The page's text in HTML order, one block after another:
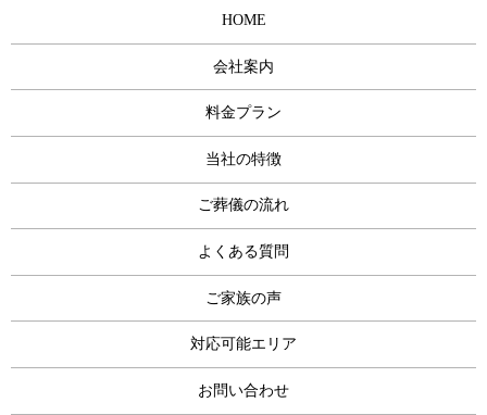
HOME
会社案内
料金プラン
当社の特徴
ご葬儀の流れ
よくある質問
ご家族の声
対応可能エリア
お問い合わせ